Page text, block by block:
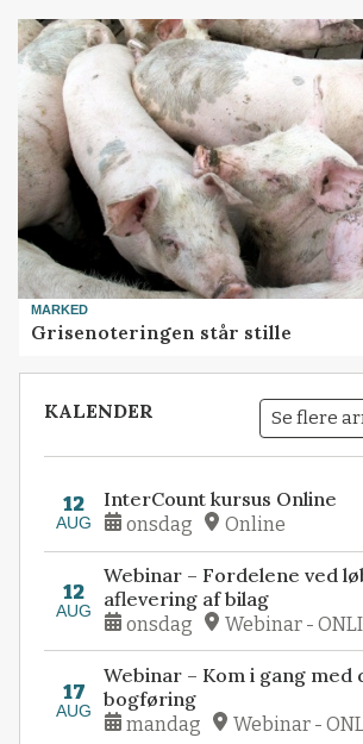
MARKED
Grisenoteringen står stille
KALENDER Se flere
12
AUG
InterCount kursus Online
onsdag Online
12
AUG
Webinar – Fordelene ved
aflevering af bilag
onsdag Webinar -
17
AUG
Webinar – Kom i gang med
bogføring
mandag Webinar -